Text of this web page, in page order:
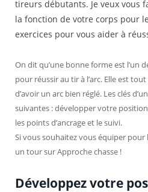
tireurs débutants. Je veux vous
la fonction de votre corps pour
exercices pour vous aider à
On dit qu’une bonne forme est l’un
pour réussir au tir à l’arc. Elle est
d’avoir un arc bien réglé. Les clés
suivantes : développer votre
les points d’ancrage et le suivi.
Si vous souhaitez vous équiper pour
un tour sur Approche chasse !
Développez votre